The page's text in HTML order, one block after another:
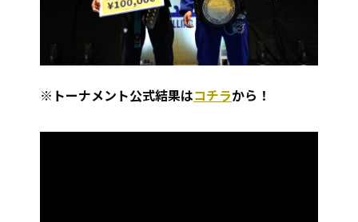
※トーナメント公式結果はコチラから！